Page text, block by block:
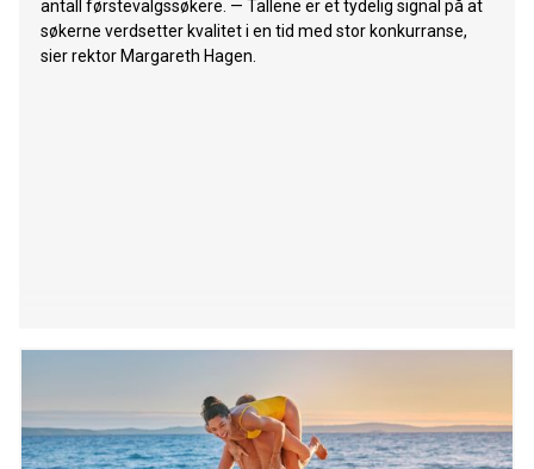
antall førstevalgssøkere. — Tallene er et tydelig signal på at
søkerne verdsetter kvalitet i en tid med stor konkurranse,
sier rektor Margareth Hagen.